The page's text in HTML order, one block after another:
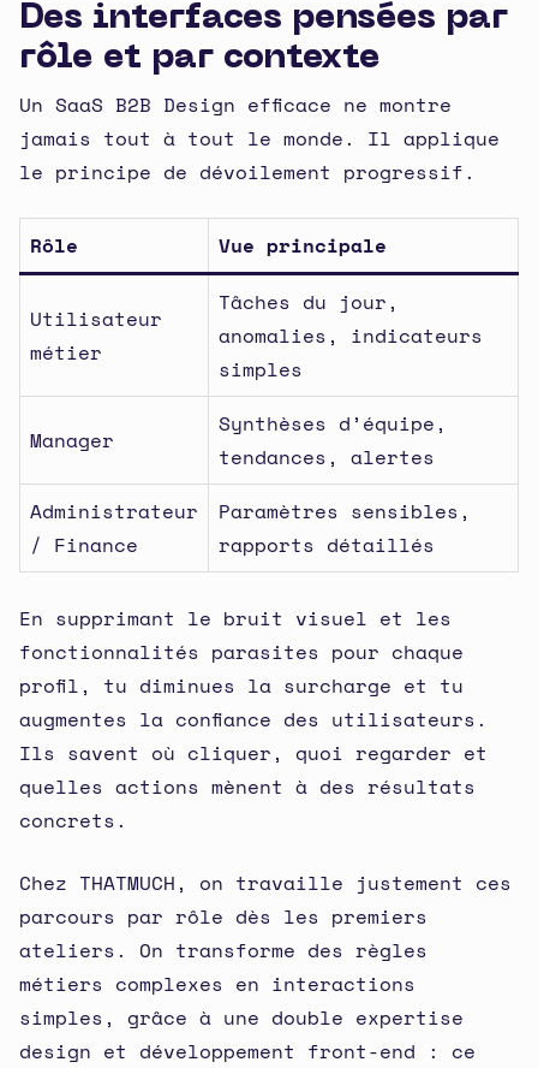
Des interfaces pensées par
rôle et par contexte
Un SaaS B2B Design efficace ne montre
jamais tout à tout le monde. Il applique
le principe de dévoilement progressif.
Rôle Vue principale
Utilisateur
métier
Tâches du jour,
anomalies, indicateurs
simples
Manager
Synthèses d’équipe,
tendances, alertes
Administrateur
/ Finance
Paramètres sensibles,
rapports détaillés
En supprimant le bruit visuel et les
fonctionnalités parasites pour chaque
profil, tu diminues la surcharge et tu
augmentes la confiance des utilisateurs.
Ils savent où cliquer, quoi regarder et
quelles actions mènent à des résultats
concrets.
Chez THATMUCH, on travaille justement ces
parcours par rôle dès les premiers
ateliers. On transforme des règles
métiers complexes en interactions
simples, grâce à une double expertise
design et développement front-end : ce